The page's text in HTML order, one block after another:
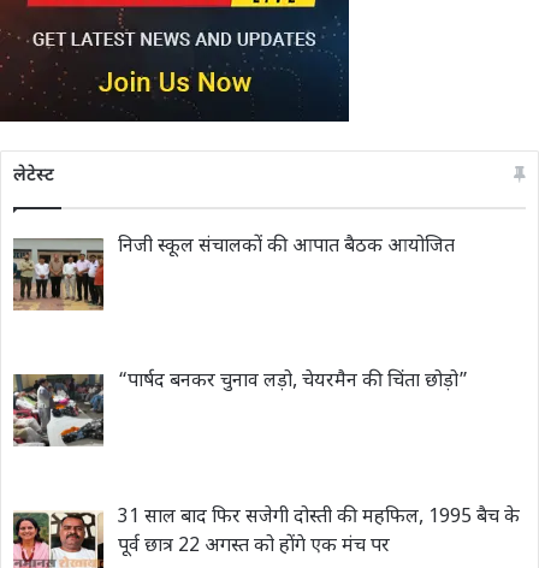
लेटेस्ट
निजी स्कूल संचालकों की आपात बैठक आयोजित
“पार्षद बनकर चुनाव लड़ो, चेयरमैन की चिंता छोड़ो”
31 साल बाद फिर सजेगी दोस्ती की महफिल, 1995 बैच के
पूर्व छात्र 22 अगस्त को होंगे एक मंच पर